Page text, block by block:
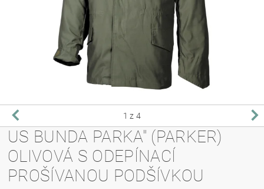
1 z 4
US BUNDA PARKA" (PARKER)
OLIVOVÁ S ODEPÍNACÍ
PROŠÍVANOU PODŠÍVKOU